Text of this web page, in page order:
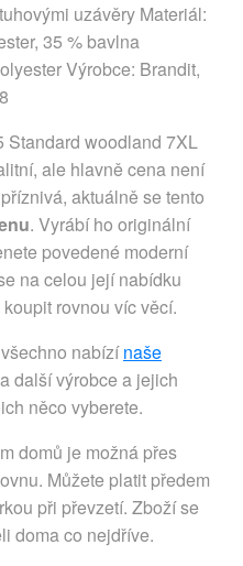
uzávěry Materiál:
35 % bavlna
Výrobce: Brandit,
Standard woodland 7XL
ale hlavně cena není
aktuálně se tento
. Vyrábí ho originální
povedené moderní
na celou její nabídku
rovnou víc věcí.
nabízínaše
další výrobce a jejich
něco vyberete.
domů je možná přes
Můžete platit předem
při převzetí. Zboží se
doma co nejdříve.